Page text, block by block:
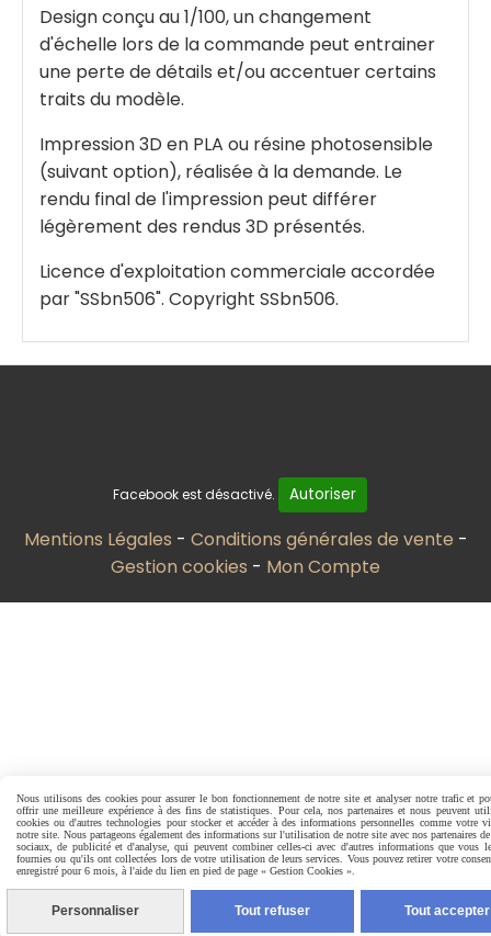
Design conçu au 1/100, un changement
d'échelle lors de la commande peut entrainer
une perte de détails et/ou accentuer certains
traits du modèle.
Impression 3D en PLA ou résine photosensible
(suivant option), réalisée à la demande. Le
rendu final de l'impression peut différer
légèrement des rendus 3D présentés.
Licence d'exploitation commerciale accordée
par "SSbn506". Copyright SSbn506.
Facebook est désactivé. Autoriser
Mentions Légales
Conditions générales de vente
Gestion cookies
Mon Compte
Nous utilisons des cookies pour assurer le bon fonctionnement de notre site et analyser notre trafic et
offrir une meilleure expérience à des fins de statistiques. Pour cela, nos partenaires et nous peuvent
cookies ou d'autres technologies pour stocker et accéder à des informations personnelles comme votre
notre site. Nous partageons également des informations sur l'utilisation de notre site avec nos partenaires
sociaux, de publicité et d'analyse, qui peuvent combiner celles-ci avec d'autres informations que vous
fournies ou qu'ils ont collectées lors de votre utilisation de leurs services. Vous pouvez retirer votre
enregistré pour 6 mois, à l'aide du lien en pied de page « Gestion Cookies ».
Personnaliser Tout refuser Tout accepter